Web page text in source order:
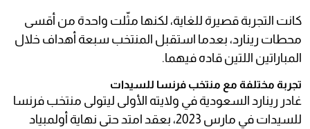
كانت التجربة قصيرة للغاية، لكنها مثّلت واحدة من أقسى
محطات رينارد، بعدما استقبل المنتخب سبعة أهداف خلال
المباراتين اللتين قاده فيهما.
تجربة مختلفة مع منتخب فرنسا للسيدات
غادر رينارد السعودية في ولايته الأولى ليتولى منتخب فرنسا
للسيدات في مارس 2023، بعقد امتد حتى نهاية أولمبياد